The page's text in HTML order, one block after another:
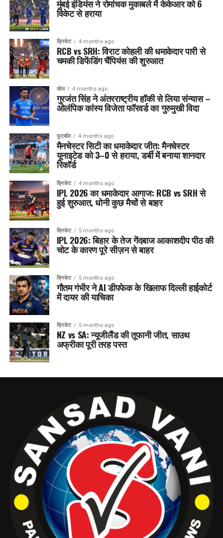
मुंबई इंडियंस ने रोमांचक मुकाबले में केकेआर को 6
विकेट से हराया
क्रिकेट 4 months ago
RCB vs SRH: विराट कोहली की धमाकेदार पारी से
चमकी डिफेंडिंग चैंपियंस की शुरुआत
खेल 4 months ago
गुरजंत सिंह ने अंतरराष्ट्रीय हॉकी से लिया संन्यास –
ओलंपिक कांस्य विजेता फॉरवर्ड का गुरुमुखी विदा
फुटबॉल 4 months ago
मैनचेस्टर सिटी का धमाकेदार जीत: मैनचेस्टर
यूनाइटेड को 3–0 से हराया, डर्बी में बनाया शानदार
रिकॉर्ड
क्रिकेट 4 months ago
IPL 2026 का धमाकेदार आगाज: RCB vs SRH से
हुई शुरुआत, धोनी कुछ मैचों से बाहर
क्रिकेट 5 months ago
IPL 2026: बिहार के तेज गेंदबाज आकाशदीप पीठ की
चोट के कारण पूरे सीज़न से बाहर
क्रिकेट 5 months ago
गौतम गंभीर ने AI डीपफेक के खिलाफ दिल्ली हाईकोर्ट
में दायर की याचिका
क्रिकेट 5 months ago
NZ vs SA: न्यूजीलैंड की तूफानी जीत, साउथ
अफ्रीका पूरी तरह पस्त